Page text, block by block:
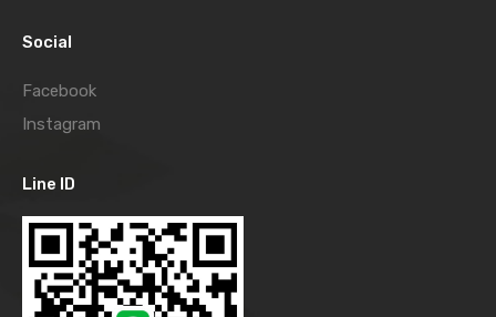
Social
Facebook
Instagram
Line ID